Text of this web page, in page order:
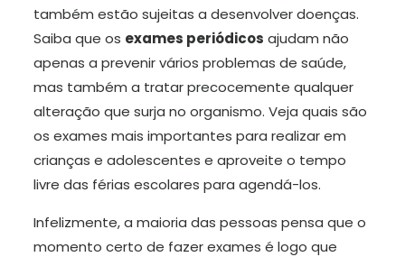
também estão sujeitas a desenvolver doenças.
Saiba que os exames periódicos ajudam não
apenas a prevenir vários problemas de saúde,
mas também a tratar precocemente qualquer
alteração que surja no organismo. Veja quais são
os exames mais importantes para realizar em
crianças e adolescentes e aproveite o tempo
livre das férias escolares para agendá-los.
Infelizmente, a maioria das pessoas pensa que o
momento certo de fazer exames é logo que